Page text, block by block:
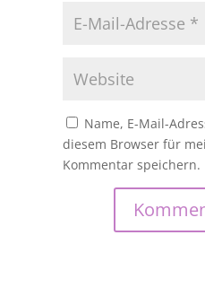
Name, E-Mail-
diesem Browser für
Kommentar speichern.